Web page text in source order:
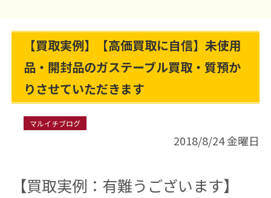
【買取実例】【高価買取に自信】未使用
品・開封品のガステーブル買取・質預か
りさせていただきます
マルイチブログ
2018/8/24 金曜日
【買取実例：有難うございます】